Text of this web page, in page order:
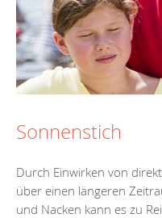
Sonnenstich
Durch Einwirken von
über einen längeren
und Nacken kann es zu